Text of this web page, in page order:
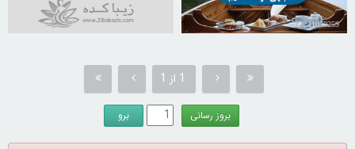
31050259
1 از 1